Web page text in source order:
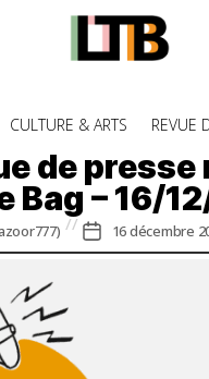
Bag
-
Média
CULTURE & ARTS REVUE
de
Bag – 16/
Date
de
16 décembre